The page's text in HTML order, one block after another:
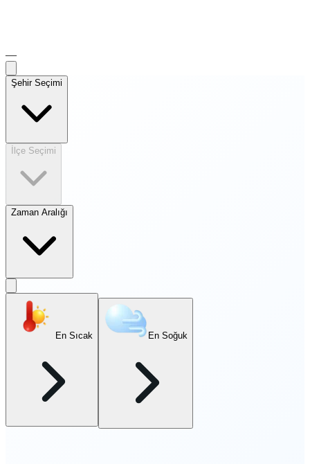
—
Şehir Seçimi
İlçe Seçimi
Zaman Aralığı
En Sıcak En Soğuk